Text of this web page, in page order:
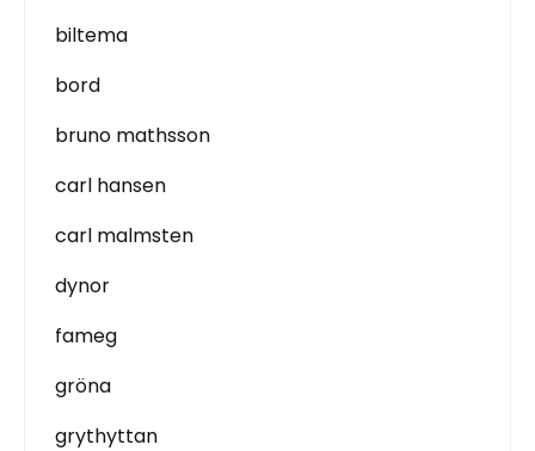
biltema
bord
bruno mathsson
carl hansen
carl malmsten
dynor
fameg
gröna
grythyttan